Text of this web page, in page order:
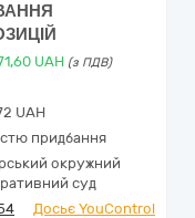
UAH (з ПДВ)
UAH
придбання
окружний
суд
Досьє YouControl